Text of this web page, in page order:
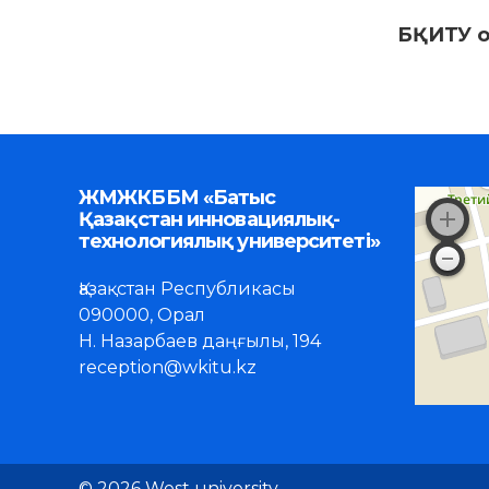
БҚИТУ
ЖМЖКББМ «Батыс
Қазақстан инновациялық-
технологиялық университеті»
Қазақстан Республикасы
090000, Орал
Н. Назарбаев даңғылы, 194
reception@wkitu.kz